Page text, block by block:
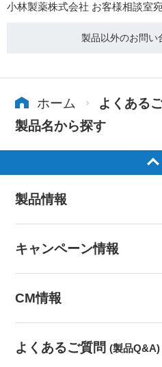
小林製薬株式会社 お客様相談室
製品以外のお問い
ホーム
よくある
製品名から探す
製品情報
キャンペーン情報
CM情報
よくあるご質問 (製品Q&A)